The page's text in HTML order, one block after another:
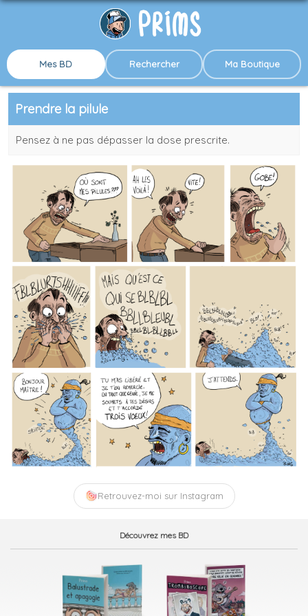
Mes BD Rechercher Ma Boutique
Prendre la pilule
Pensez à ne pas dépasser la dose prescrite.
Retrouvez-moi sur Instagram
Découvrez mes BD